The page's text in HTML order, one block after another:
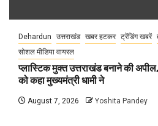
Dehardun उत्तराखंड खबर हटकर ट्रेंडिंग खबरें
सोशल मीडिया वायरल
प्लास्टिक मुक्त उत्तराखंड बनाने की अपील,
को कहा मुख्यमंत्री धामी ने
August 7, 2026 Yoshita Pandey